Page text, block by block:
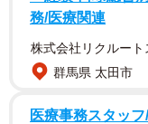
「意見とはミットに向け
ぐに投げ込みます。 ※ネ
務/医療関連
株式会社リクルー
群馬県 太田市
医療事務スタッ